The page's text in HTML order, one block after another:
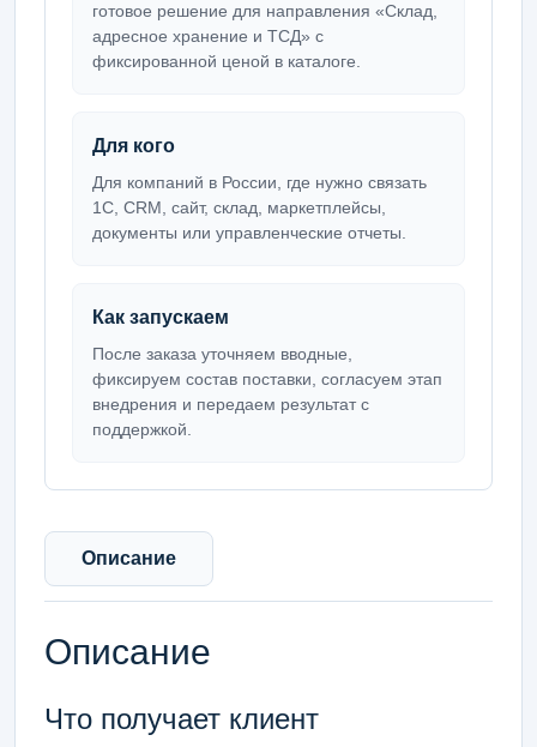
готовое решение для направления «Склад,
адресное хранение и ТСД» с
фиксированной ценой в каталоге.
Для кого
Для компаний в России, где нужно связать
1С, CRM, сайт, склад, маркетплейсы,
документы или управленческие отчеты.
Как запускаем
После заказа уточняем вводные,
фиксируем состав поставки, согласуем этап
внедрения и передаем результат с
поддержкой.
Описание
Описание
Что получает клиент